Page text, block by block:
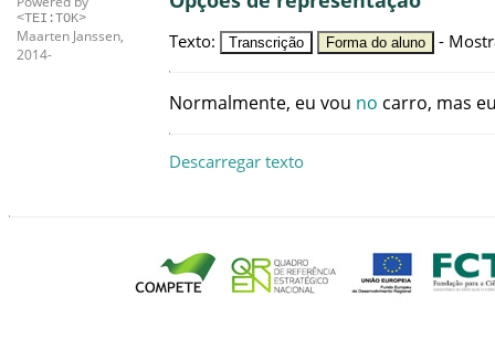
<TEI:TOK>
Maarten Janssen,
2014-
Texto: Transcrição Forma do aluno -
Normalmente, eu vou no carro, mas
Descarregar texto